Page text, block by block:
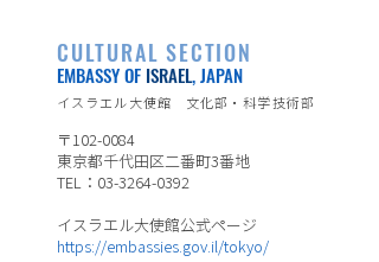
CULTURAL SECTION
EMBASSY OF ISRAEL, JAPAN
イスラエル大使館 文化部・科学技術部
〒102-0084
東京都千代田区二番町3番地
TEL：03-3264-0392
イスラエル大使館公式ページ
https://embassies.gov.il/tokyo/